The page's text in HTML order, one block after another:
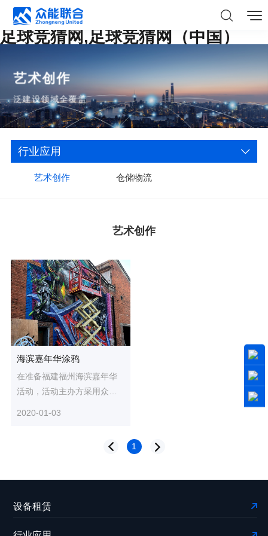
足球竞猜网,足球竞猜网（中国）
艺术创作
泛建设领域全覆盖
行业应用
艺术创作 仓储物流
艺术创作
海滨嘉年华涂鸦
在准备福建福州海滨嘉年华
活动，活动主办方采用众能
2020-01-03
1
设备租赁